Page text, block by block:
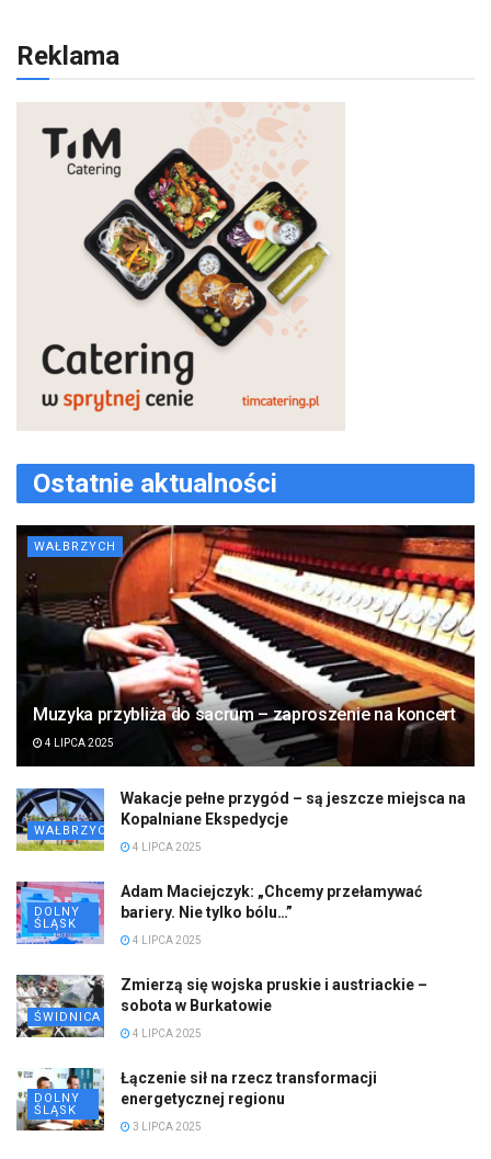
Reklama
Ostatnie aktualności
WAŁBRZYCH
Muzyka przybliża do sacrum – zaproszenie na koncert
4 LIPCA 2025
WAŁBRZYCH
Wakacje pełne przygód – są jeszcze miejsca na
Kopalniane Ekspedycje
4 LIPCA 2025
DOLNY
ŚLĄSK
Adam Maciejczyk: „Chcemy przełamywać
bariery. Nie tylko bólu…”
4 LIPCA 2025
ŚWIDNICA
Zmierzą się wojska pruskie i austriackie –
sobota w Burkatowie
4 LIPCA 2025
DOLNY
ŚLĄSK
Łączenie sił na rzecz transformacji
energetycznej regionu
3 LIPCA 2025